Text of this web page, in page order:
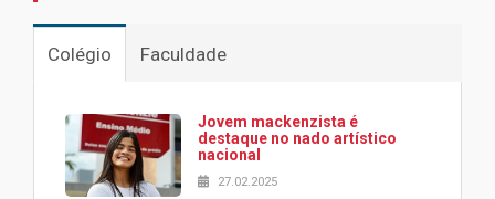
Colégio Faculdade
Jovem mackenzista é
destaque no nado artístico
nacional
27.02.2025